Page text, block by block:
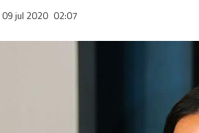
09 jul 2020 02:07